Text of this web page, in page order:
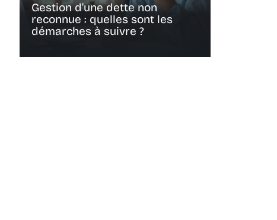
Gestion d’une dette non
reconnue : quelles sont les
démarches à suivre ?